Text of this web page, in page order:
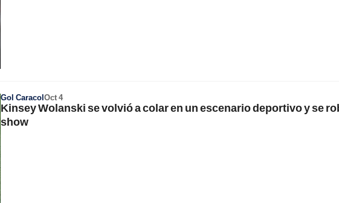
Gol CaracolOct 4
Kinsey Wolanski se volvió a colar en un escenario deportivo y se
show